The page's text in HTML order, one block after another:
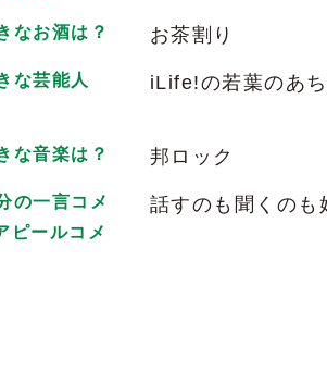
なお酒は？ お茶割り
な芸能人
iLife!の若葉のあ
な音楽は？ 邦ロック
の一言コメ
ピールコメ
話すのも聞くのも